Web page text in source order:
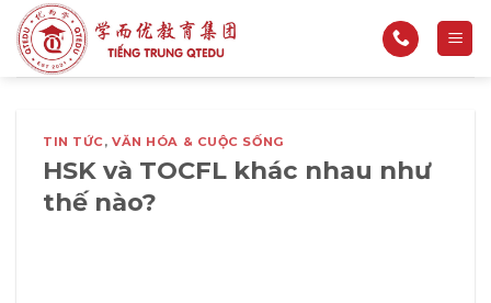
qua
nội
TIN TỨC,VĂN HÓA & CUỘC SỐNG
HSK và TOCFL khác nhau như
thế nào?